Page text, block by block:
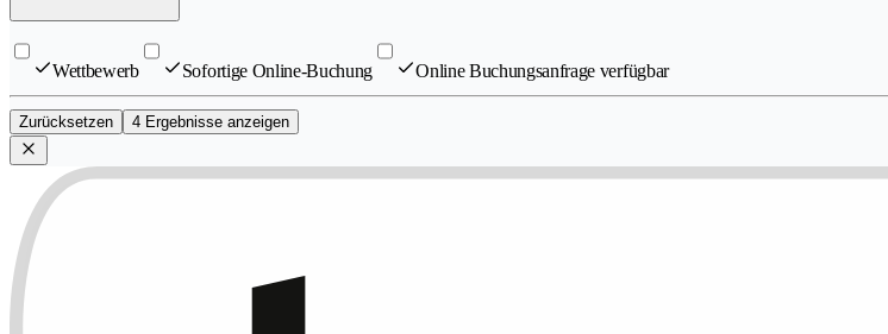
Wettbewerb Sofortige Online-Buchung Online Buchungsanfrage verfügbar
Zurücksetzen 4 Ergebnisse anzeigen